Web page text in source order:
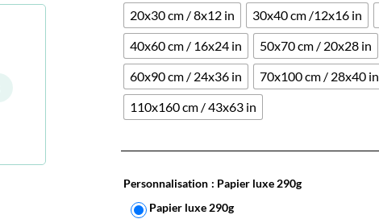
20x30 cm / 8x12 in 30x40 cm /12x16 in
40x60 cm / 16x24 in
50x70 cm / 20x28 in
60x90 cm / 24x36 in
70x100 cm / 28x40 in
110x160 cm / 43x63 in
Personnalisation : Papier luxe 290g
Papier luxe 290g